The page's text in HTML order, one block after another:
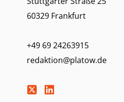
60329 Frankfurt
+49 69 24263915
redaktion@platow.de